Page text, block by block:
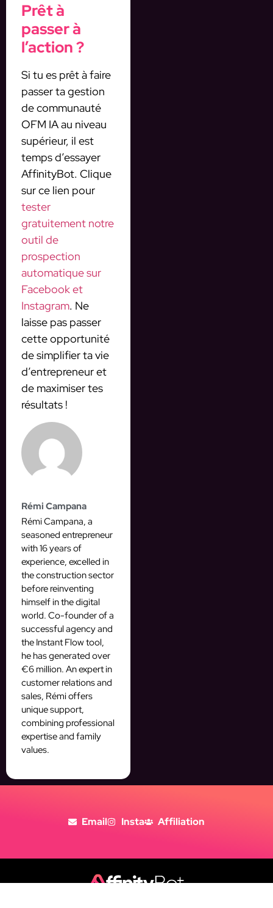
Prêt à
passer à
l’action ?
Si tu es prêt à faire
passer ta gestion
de communauté
OFM IA au niveau
supérieur, il est
temps d’essayer
AffinityBot. Clique
sur ce lien pour
tester
gratuitement notre
outil de
prospection
automatique sur
Facebook et
Instagram. Ne
laisse pas passer
cette opportunité
de simplifier ta vie
d’entrepreneur et
de maximiser tes
résultats !
Rémi Campana
Rémi Campana, a
seasoned entrepreneur
with 16 years of
experience, excelled in
the construction sector
before reinventing
himself in the digital
world. Co-founder of a
successful agency and
the Instant Flow tool,
he has generated over
€6 million. An expert in
customer relations and
sales, Rémi offers
unique support,
combining professional
expertise and family
values.
Email Insta Affiliation